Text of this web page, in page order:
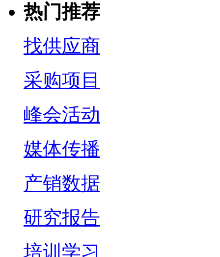
热门推荐
找供应商
采购项目
峰会活动
媒体传播
产销数据
研究报告
培训学习